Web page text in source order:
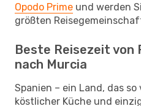
Opodo Prime und werden
größten
Beste Reisezeit von
nach Murcia
Spanien – ein Land, das
köstlicher Küche und